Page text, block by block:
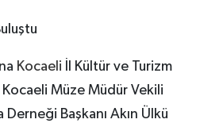
Kocaeli
İl Kültür ve Turizm
Müze Müdür Vekili
Başkanı Akın Ülkü